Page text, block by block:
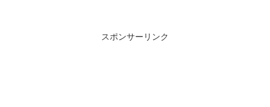
スポンサーリンク